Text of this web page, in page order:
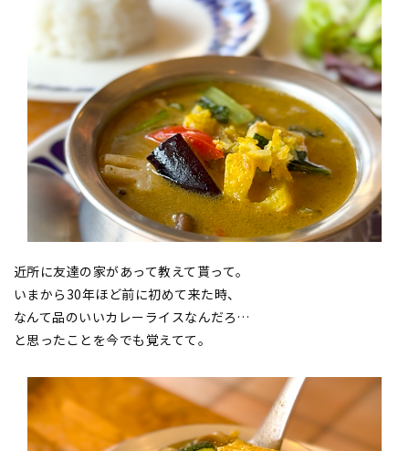
近所に友達の家があって教えて貰って。
いまから30年ほど前に初めて来た時、
なんて品のいいカレーライスなんだろ…
と思ったことを今でも覚えてて。